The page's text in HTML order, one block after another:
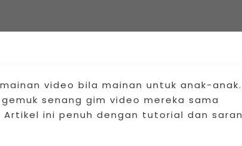
video bila mainan untuk anak-anak.
senang gim video mereka sama
ini penuh dengan tutorial dan saran